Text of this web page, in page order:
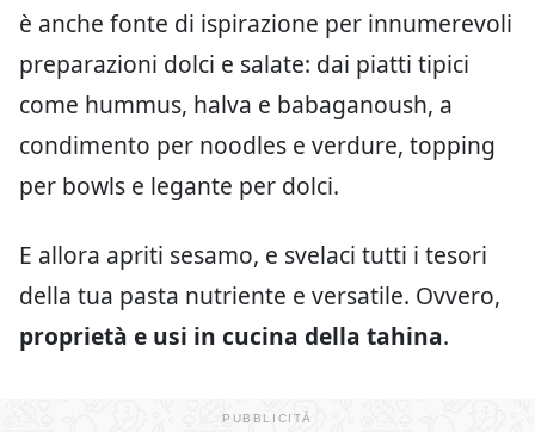
è anche fonte di ispirazione per innumerevoli
preparazioni dolci e salate: dai piatti tipici
come hummus, halva e babaganoush, a
condimento per noodles e verdure, topping
per bowls e legante per dolci.
E allora apriti sesamo, e svelaci tutti i tesori
della tua pasta nutriente e versatile. Ovvero,
proprietà e usi in cucina della tahina.